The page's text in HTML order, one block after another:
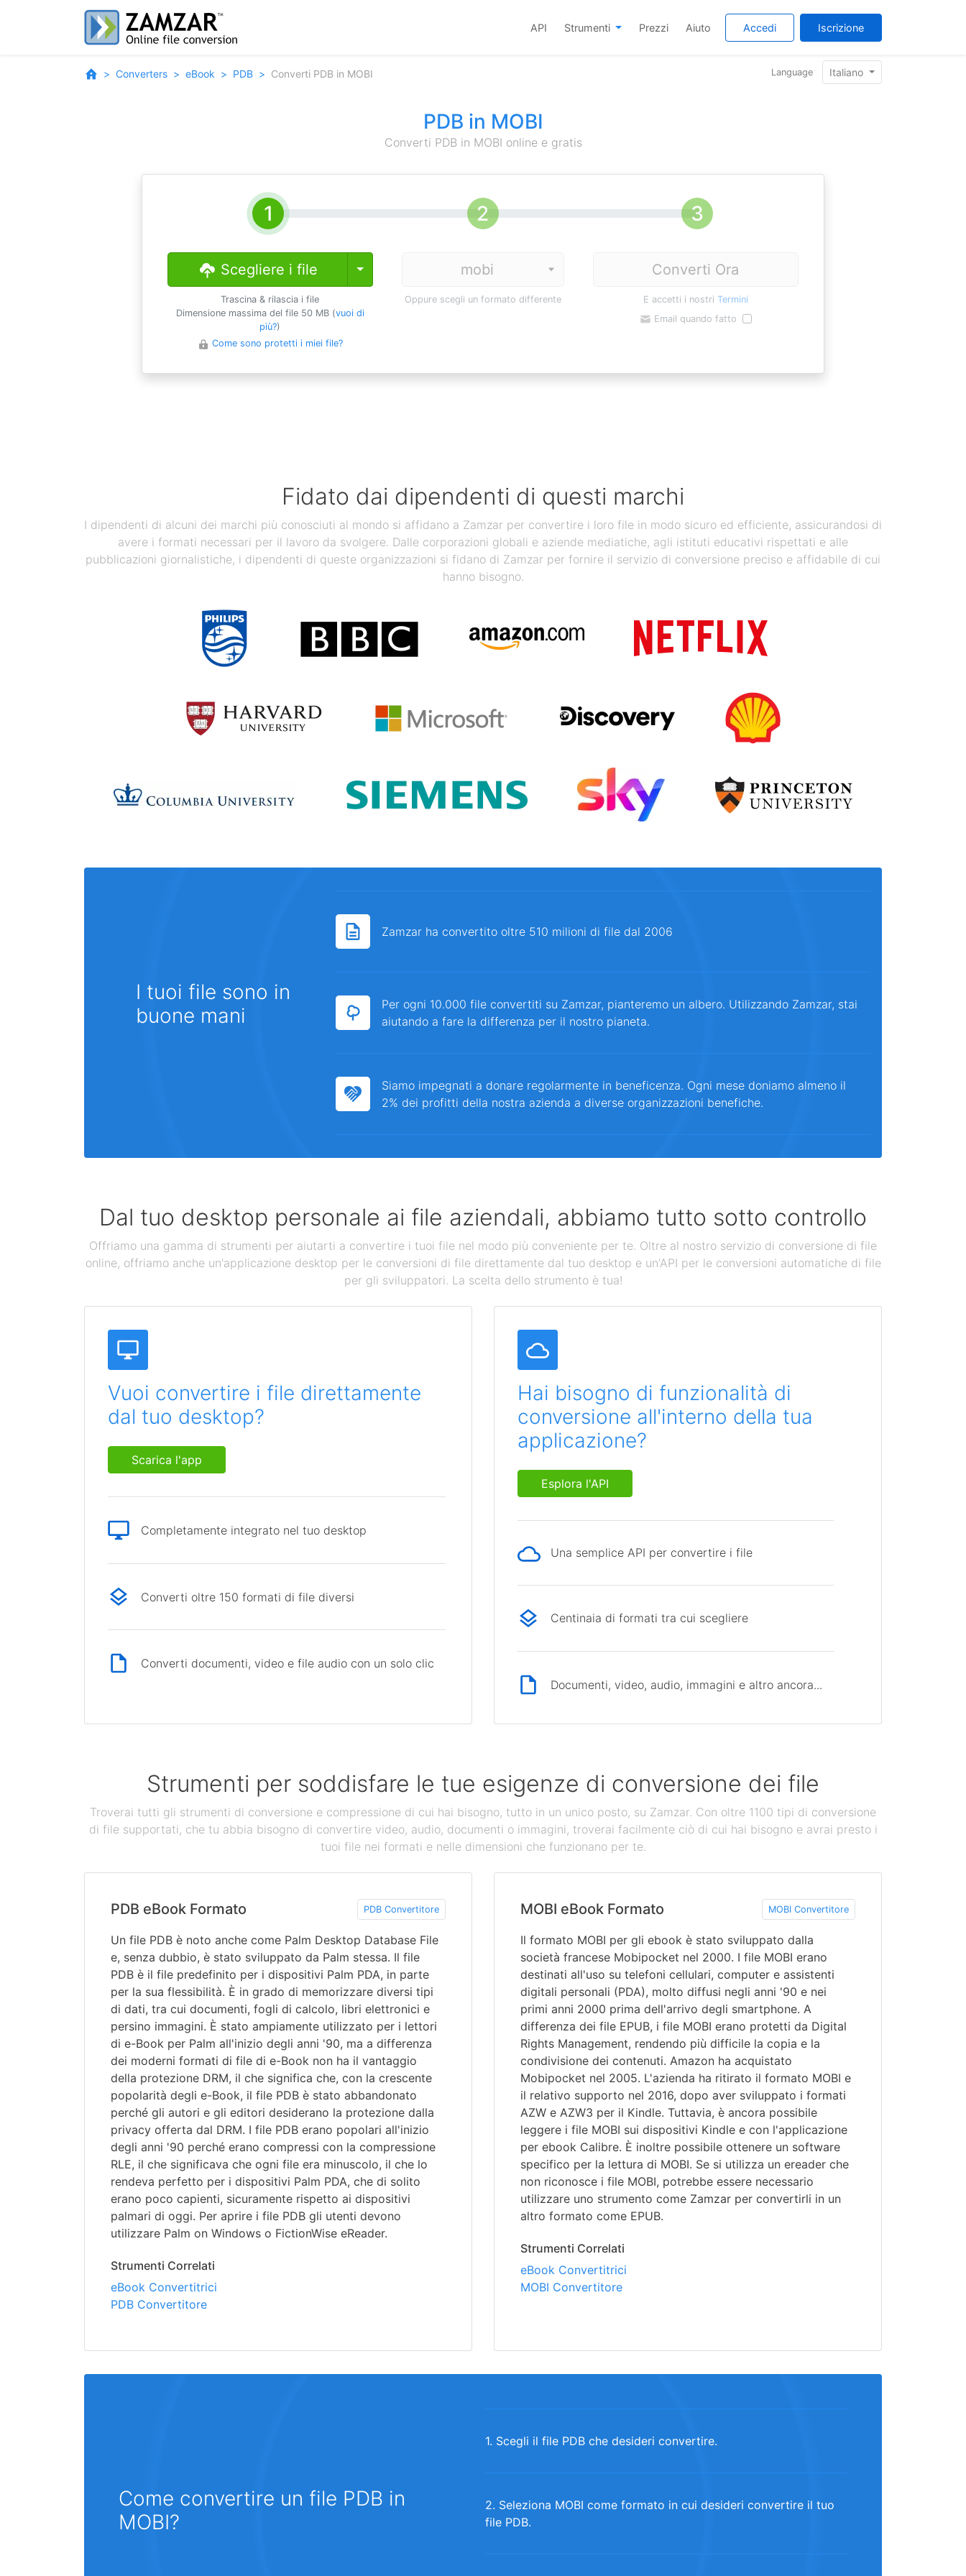
API Strumenti Prezzi Aiuto Accedi Iscrizione
Converters eBook PDB Converti PDB in MOBI Language Italiano
PDB in MOBI
Converti PDB in MOBI online e gratis
Scegliere i file Toggle Dropdown
Trascina & rilascia i file
Dimensione massima del file 50 MB (vuoi di
più?)
Come sono protetti i miei file?
Oppure scegli un formato differente
Converti Ora
E accetti i nostri Termini
Email quando fatto
Fidato dai dipendenti di questi marchi
I dipendenti di alcuni dei marchi più conosciuti al mondo si affidano a Zamzar per convertire i loro file in modo sicuro ed efficiente, assicurandosi di
avere i formati necessari per il lavoro da svolgere. Dalle corporazioni globali e aziende mediatiche, agli istituti educativi rispettati e alle
pubblicazioni giornalistiche, i dipendenti di queste organizzazioni si fidano di Zamzar per fornire il servizio di conversione preciso e affidabile di cui
hanno bisogno.
I tuoi file sono in
buone mani
Zamzar ha convertito oltre 510 milioni di file dal 2006
Per ogni 10.000 file convertiti su Zamzar, pianteremo un albero. Utilizzando Zamzar, stai
aiutando a fare la differenza per il nostro pianeta.
Siamo impegnati a donare regolarmente in beneficenza. Ogni mese doniamo almeno il
2% dei profitti della nostra azienda a diverse organizzazioni benefiche.
Dal tuo desktop personale ai file aziendali, abbiamo tutto sotto controllo
Offriamo una gamma di strumenti per aiutarti a convertire i tuoi file nel modo più conveniente per te. Oltre al nostro servizio di conversione di file
online, offriamo anche un'applicazione desktop per le conversioni di file direttamente dal tuo desktop e un'API per le conversioni automatiche di file
per gli sviluppatori. La scelta dello strumento è tua!
Vuoi convertire i file direttamente
dal tuo desktop?
Scarica l'app
Completamente integrato nel tuo desktop
Converti oltre 150 formati di file diversi
Converti documenti, video e file audio con un solo clic
Hai bisogno di funzionalità di
conversione all'interno della tua
applicazione?
Esplora l'API
Una semplice API per convertire i file
Centinaia di formati tra cui scegliere
Documenti, video, audio, immagini e altro ancora...
Strumenti per soddisfare le tue esigenze di conversione dei file
Troverai tutti gli strumenti di conversione e compressione di cui hai bisogno, tutto in un unico posto, su Zamzar. Con oltre 1100 tipi di conversione
di file supportati, che tu abbia bisogno di convertire video, audio, documenti o immagini, troverai facilmente ciò di cui hai bisogno e avrai presto i
tuoi file nei formati e nelle dimensioni che funzionano per te.
PDB eBook Formato PDB Convertitore
Un file PDB è noto anche come Palm Desktop Database File
e, senza dubbio, è stato sviluppato da Palm stessa. Il file
PDB è il file predefinito per i dispositivi Palm PDA, in parte
per la sua flessibilità. È in grado di memorizzare diversi tipi
di dati, tra cui documenti, fogli di calcolo, libri elettronici e
persino immagini. È stato ampiamente utilizzato per i lettori
di e-Book per Palm all'inizio degli anni '90, ma a differenza
dei moderni formati di file di e-Book non ha il vantaggio
della protezione DRM, il che significa che, con la crescente
popolarità degli e-Book, il file PDB è stato abbandonato
perché gli autori e gli editori desiderano la protezione dalla
privacy offerta dal DRM. I file PDB erano popolari all'inizio
degli anni '90 perché erano compressi con la compressione
RLE, il che significava che ogni file era minuscolo, il che lo
rendeva perfetto per i dispositivi Palm PDA, che di solito
erano poco capienti, sicuramente rispetto ai dispositivi
palmari di oggi. Per aprire i file PDB gli utenti devono
utilizzare Palm on Windows o FictionWise eReader.
Strumenti Correlati
eBook Convertitrici
PDB Convertitore
MOBI eBook Formato MOBI Convertitore
Il formato MOBI per gli ebook è stato sviluppato dalla
società francese Mobipocket nel 2000. I file MOBI erano
destinati all'uso su telefoni cellulari, computer e assistenti
digitali personali (PDA), molto diffusi negli anni '90 e nei
primi anni 2000 prima dell'arrivo degli smartphone. A
differenza dei file EPUB, i file MOBI erano protetti da Digital
Rights Management, rendendo più difficile la copia e la
condivisione dei contenuti. Amazon ha acquistato
Mobipocket nel 2005. L'azienda ha ritirato il formato MOBI e
il relativo supporto nel 2016, dopo aver sviluppato i formati
AZW e AZW3 per il Kindle. Tuttavia, è ancora possibile
leggere i file MOBI sui dispositivi Kindle e con l'applicazione
per ebook Calibre. È inoltre possibile ottenere un software
specifico per la lettura di MOBI. Se si utilizza un ereader che
non riconosce i file MOBI, potrebbe essere necessario
utilizzare uno strumento come Zamzar per convertirli in un
altro formato come EPUB.
Strumenti Correlati
eBook Convertitrici
MOBI Convertitore
Come convertire un file PDB in
MOBI?
1. Scegli il file PDB che desideri convertire.
2. Seleziona MOBI come formato in cui desideri convertire il tuo
file PDB.